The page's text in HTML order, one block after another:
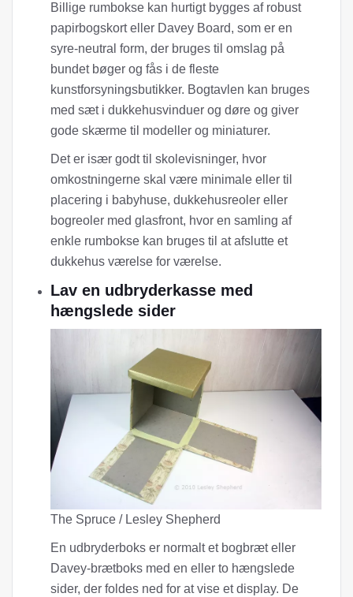
Billige rumbokse kan hurtigt bygges af robust
papirbogskort eller Davey Board, som er en
syre-neutral form, der bruges til omslag på
bundet bøger og fås i de fleste
kunstforsyningsbutikker. Bogtavlen kan bruges
med sæt i dukkehusvinduer og døre og giver
gode skærme til modeller og miniaturer.
Det er især godt til skolevisninger, hvor
omkostningerne skal være minimale eller til
placering i babyhuse, dukkehusreoler eller
bogreoler med glasfront, hvor en samling af
enkle rumbokse kan bruges til at afslutte et
dukkehus værelse for værelse.
Lav en udbryderkasse med
hængslede sider
The Spruce / Lesley Shepherd
En udbryderboks er normalt et bogbræt eller
Davey-brætboks med en eller to hængslede
sider, der foldes ned for at vise et display. De